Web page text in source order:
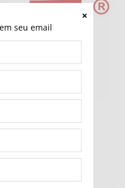
seu email